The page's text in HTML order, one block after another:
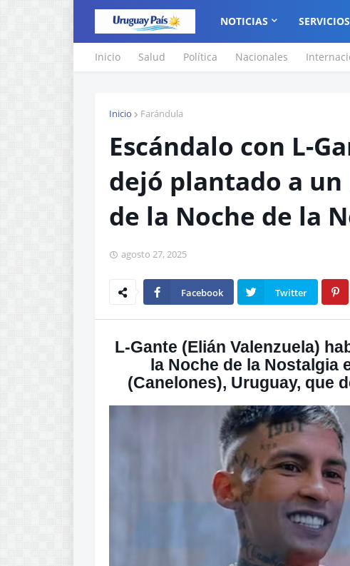
NOTICIAS SERVICIOS
Inicio Salud Política Nacionales
Inicio Farándula
Escándalo con L-
dejó plantado a
de la Noche de la
agosto 27, 2025
Facebook Twitter
L-Gante (Elián Valenzuela)
la Noche de la Nostalgia
(Canelones), Uruguay, que